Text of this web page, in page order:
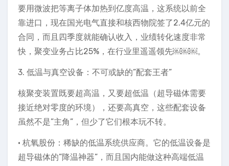
要用微波把等离子体加热到亿度高温，这系统以前全
靠进口，现在国光电气直接和核西物院签了2.4亿元的
合同，而且四季度就能确认收入，业绩转化速度非常
快，聚变业务占比25%，在行业里遥遥领先￼￼￼。
3. 低温与真空设备：不可或缺的”配套王者”
核聚变装置既要超高温，又要超低温（超导磁体需要
接近绝对零度的环境），还要高真空，这些配套设备
虽然不是”主角”，但少了它们根本玩不转。
• 杭氧股份：稀缺的低温系统供应商。它的低温设备是
超导磁体的”降温神器”，而且国内能做这种高端低温